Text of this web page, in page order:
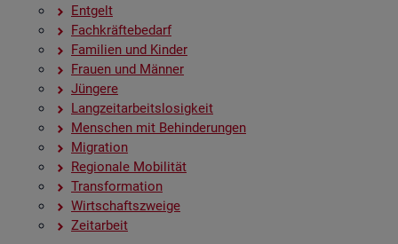
Ent­gelt
Fach­kräf­te­be­darf
Fa­mi­li­en und Kin­der
Frau­en und Män­ner
Jün­ge­re
Lang­zeit­ar­beits­lo­sig­keit
Men­schen mit Be­hin­de­run­gen
Mi­gra­ti­on
Re­gio­na­le Mo­bi­li­tät
Trans­for­ma­ti­on
Wirt­schafts­zwei­ge
Zeit­ar­beit